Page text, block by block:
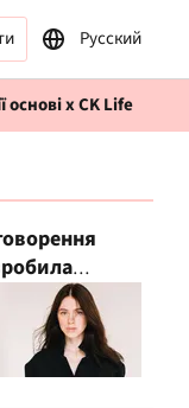
Русский
основі x CK Life